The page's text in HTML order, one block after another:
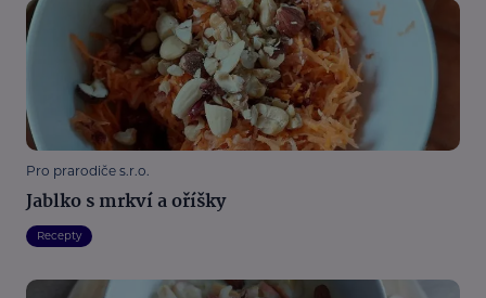
Pro prarodiče s.r.o.
Jablko s mrkví a oříšky
Recepty